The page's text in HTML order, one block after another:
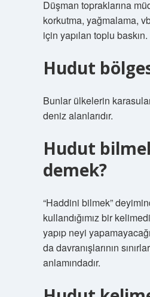
Düşman topraklarına
korkutma, yağmalama,
için yapılan toplu baskın.
Hudut
Bunlar ülkelerin
deniz alanlarıdır.
Hudut
demek?
“Haddini bilmek”
kullandığımız bir
yapıp neyi
da davranışlarının
anlamındadır.